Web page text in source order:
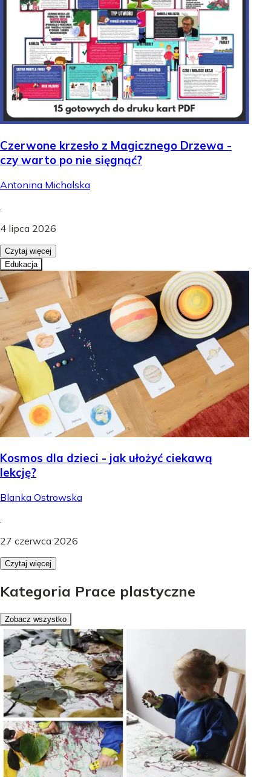
Czerwone krzesło z Magicznego Drzewa -
czy warto po nie sięgnąć?
Antonina Michalska
4 lipca 2026
Czytaj więcej
Edukacja
Kosmos dla dzieci - jak ułożyć ciekawą
lekcję?
Blanka Ostrowska
.
27 czerwca 2026
Czytaj więcej
Kategoria Prace plastyczne
Zobacz wszystko